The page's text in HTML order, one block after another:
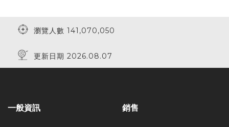
瀏覽人數 141,070,050
更新日期 2026.08.07
一般資訊 銷售